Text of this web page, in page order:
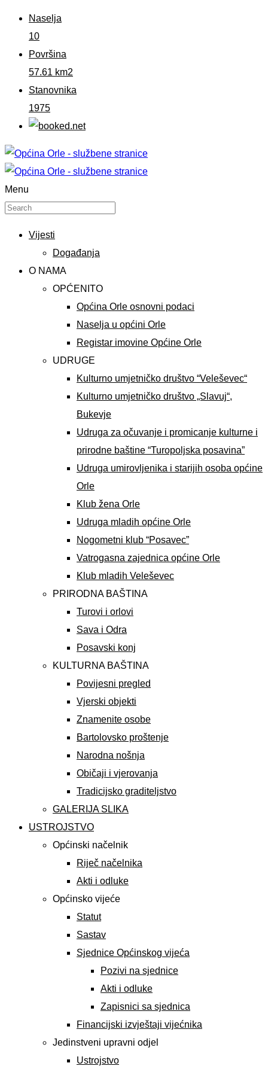
Naselja
10
Površina
57.61 km2
Stanovnika
1975
Menu
Vijesti
Događanja
O NAMA
OPĆENITO
Općina Orle osnovni podaci
Naselja u općini Orle
Registar imovine Općine Orle
UDRUGE
Kulturno umjetničko društvo “Veleševec“
Kulturno umjetničko društvo „Slavuj“,
Bukevje
Udruga za očuvanje i promicanje kulturne i
prirodne baštine “Turopoljska posavina”
Udruga umirovljenika i starijih osoba općine
Orle
Klub žena Orle
Udruga mladih općine Orle
Nogometni klub “Posavec”
Vatrogasna zajednica općine Orle
Klub mladih Veleševec
PRIRODNA BAŠTINA
Turovi i orlovi
Sava i Odra
Posavski konj
KULTURNA BAŠTINA
Povijesni pregled
Vjerski objekti
Znamenite osobe
Bartolovsko proštenje
Narodna nošnja
Običaji i vjerovanja
Tradicijsko graditeljstvo
GALERIJA SLIKA
USTROJSTVO
Općinski načelnik
Riječ načelnika
Akti i odluke
Općinsko vijeće
Statut
Sastav
Sjednice Općinskog vijeća
Pozivi na sjednice
Akti i odluke
Zapisnici sa sjednica
Financijski izvještaji vijećnika
Jedinstveni upravni odjel
Ustrojstvo